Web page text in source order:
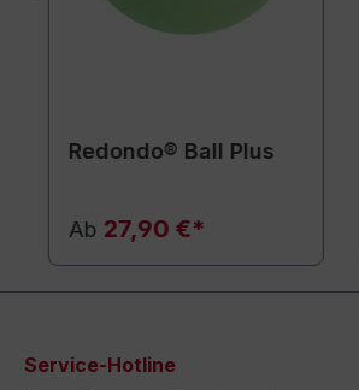
Redondo® Ball Plus
Ab 27,90 €*
Service-Hotline